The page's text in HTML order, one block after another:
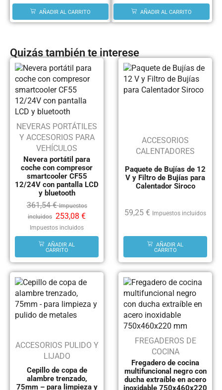
AÑADIR AL CARRITO AÑADIR AL CARRITO
Quizás también te interese
NEVERAS PORTÁTILES
Y ACCESORIOS PARA
VEHÍCULOS
Nevera portátil para
coche con compresor
smartcooler CF55
12/24V con pantalla LCD
y bluetooth
361,54€ Impuestos
incluidos 253,08 €
Impuestos incluidos
AÑADIR AL
CARRITO
ACCESORIOS
CALENTADORES
Paquete de Bujías de 12
V y Filtro de Bujías para
Calentador Siroco
59,25 € Impuestos incluidos
AÑADIR AL
CARRITO
ACCESORIOS PULIDO Y
LIJADO
Cepillo de copa de
alambre trenzado,
75mm – para limpieza y
FREGADEROS DE
COCINA
Fregadero de cocina
multifuncional negro con
ducha extraíble en acero
inoxidable 750x460x220